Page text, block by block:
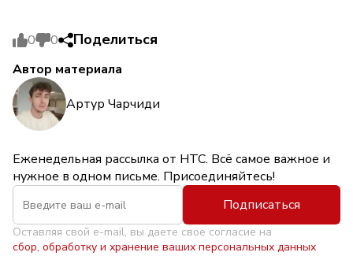
0 0 Поделиться
Автор материала
Артур Чарчиди
Еженедельная рассылка от НТС. Всё самое важное и
нужное в одном письме. Присоединяйтесь!
Подписаться
Оставляя свой e-mail, вы даете свое согласие на
сбор, обработку и хранение ваших персональных данных